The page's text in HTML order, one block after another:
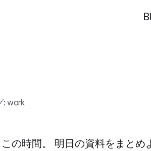
:work
の時間。 明日の資料をまとめ